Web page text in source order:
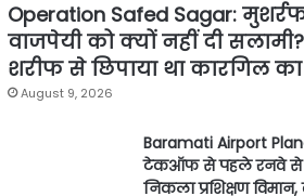
Operation Safed Sagar:
वाजपेयी को क्यों नहीं दी
शरीफ से छिपाया था कारगिल
August 9, 2026
Baramati Airport
टेकऑफ से पहले रनवे से
निकला प्रशिक्षण